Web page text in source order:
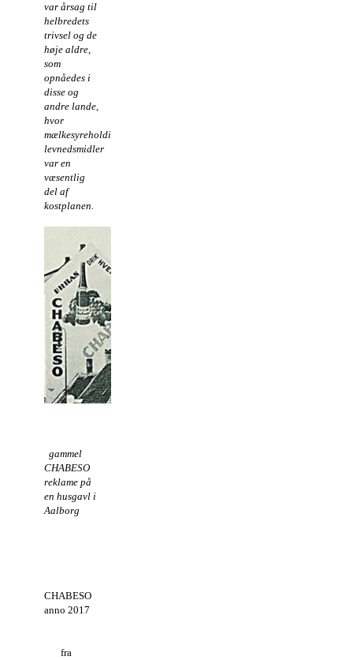
var årsag til
helbredets
trivsel og de
høje aldre,
som
opnåedes i
disse og
andre lande,
hvor
mælkesyreholdige
levnedsmidler
var en
væsentlig
del af
kostplanen.
gammel
CHABESO
reklame på
en husgavl i
Aalborg
CHABESO
anno 2017
fra